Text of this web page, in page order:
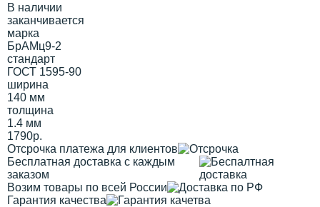
В наличии
заканчивается
марка
БрАМц9-2
стандарт
ГОСТ 1595-90
ширина
140 мм
толщина
1.4 мм
1790р.
Отсрочка платежа для клиентов
Бесплатная доставка с каждым
заказом
Возим товары по всей России
Гарантия качества